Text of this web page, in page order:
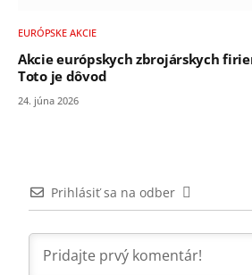
EURÓPSKE AKCIE
Akcie európskych zbrojárskych
Toto je dôvod
24. júna 2026
Prihlásiť sa na odber